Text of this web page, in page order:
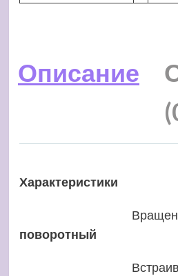
Описание
Характеристики
поворотный